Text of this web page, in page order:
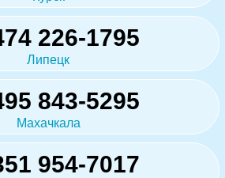
226-1795
Липецк
843-5295
Махачкала
954-7017